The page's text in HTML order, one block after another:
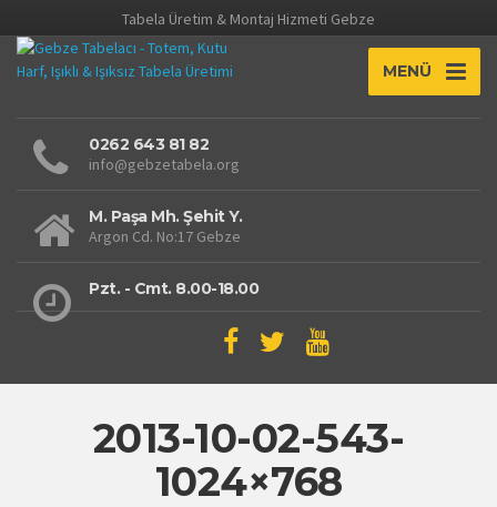
Tabela Üretim & Montaj Hizmeti Gebze
MENÜ
0262 643 81 82
info@gebzetabela.org
M. Paşa Mh. Şehit Y.
Argon Cd. No:17 Gebze
Pzt. - Cmt. 8.00-18.00
2013-10-02-543-
1024×768